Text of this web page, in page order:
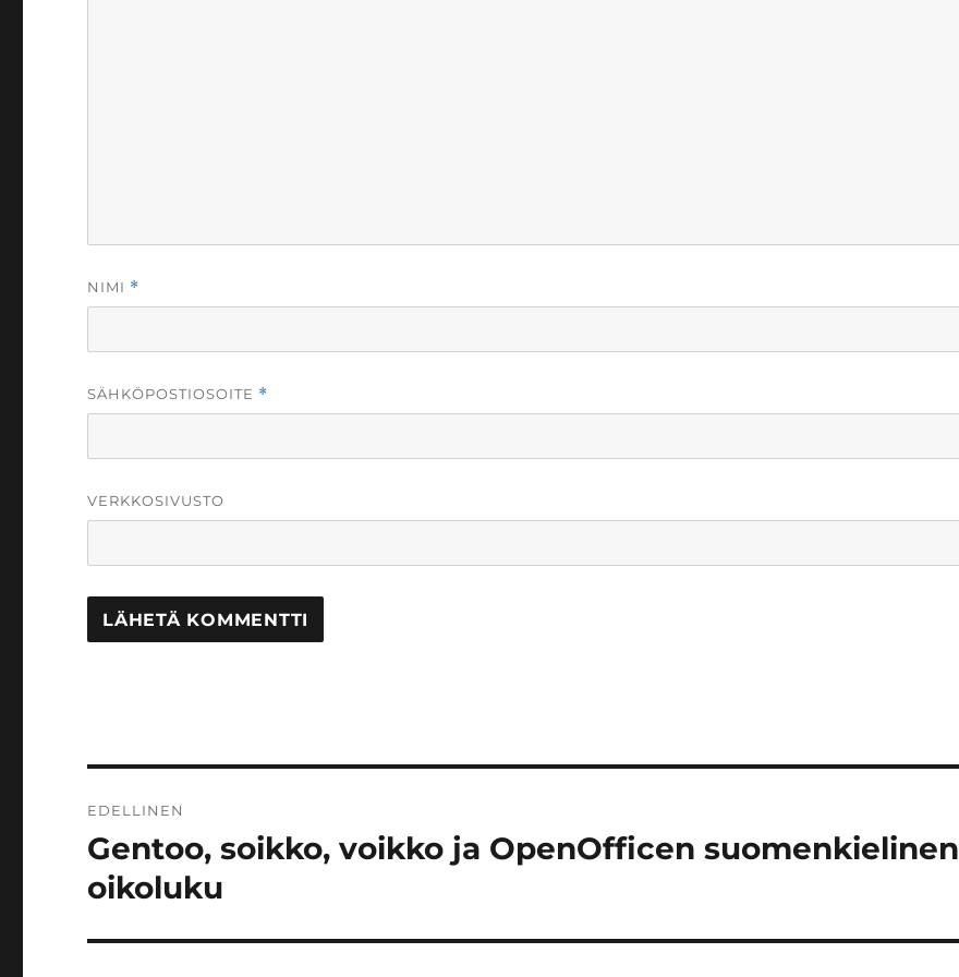
NIMI *
SÄHKÖPOSTIOSOITE *
VERKKOSIVUSTO
selaus
EDELLINEN
Edellinen
artikkeli:
Gentoo, soikko, voikko ja OpenOfficen suomenkielinen
oikoluku